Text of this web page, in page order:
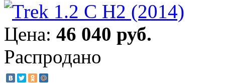
Цена: 46 040 руб.
Распродано